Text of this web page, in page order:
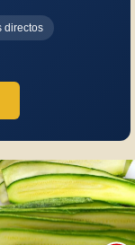
directos